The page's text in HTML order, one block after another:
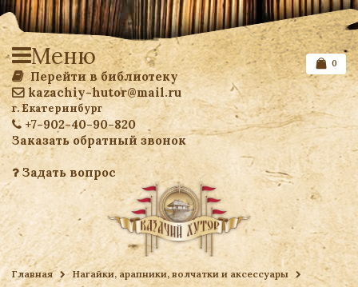
Перейти в библиотеку
kazachiy-hutor@mail.ru
г. Екатеринбург
+7-902-40-90-820
Заказать обратный звонок
Задать вопрос
Список желаемого
0
Меню
Главная
Нагайки, арапники, волчатки и аксессуары